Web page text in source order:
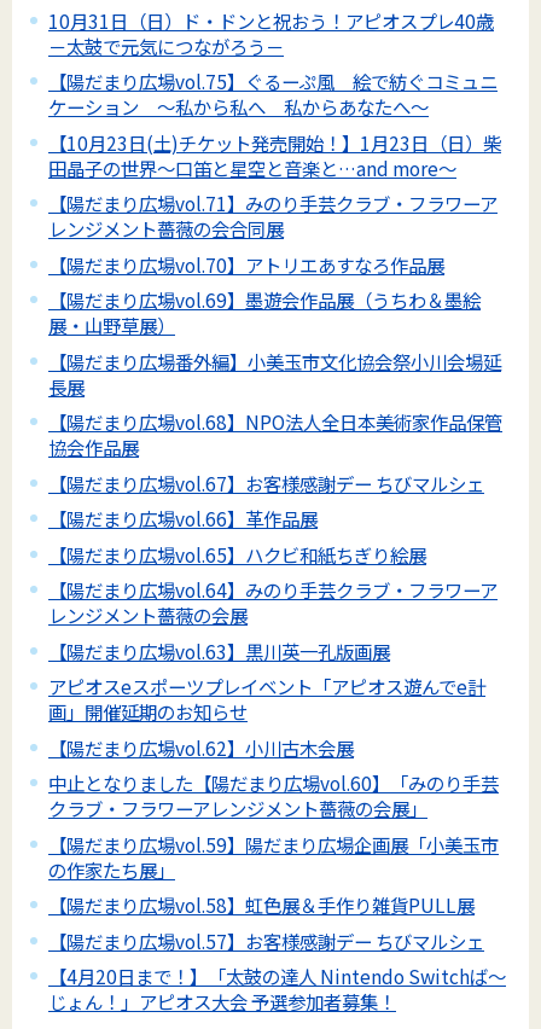
10月31日（日）ド・ドンと祝おう！アピオスプレ40歳
－太鼓で元気につながろう－
【陽だまり広場vol.75】ぐるーぷ風 絵で紡ぐコミュニ
ケーション ～私から私へ 私からあなたへ～
【10月23日(土)チケット発売開始！】1月23日（日）柴
田晶子の世界～口笛と星空と音楽と…and more～
【陽だまり広場vol.71】みのり手芸クラブ・フラワーア
レンジメント薔薇の会合同展
【陽だまり広場vol.70】アトリエあすなろ作品展
【陽だまり広場vol.69】墨遊会作品展（うちわ＆墨絵
展・山野草展）
【陽だまり広場番外編】小美玉市文化協会祭小川会場延
長展
【陽だまり広場vol.68】NPO法人全日本美術家作品保管
協会作品展
【陽だまり広場vol.67】お客様感謝デー ちびマルシェ
【陽だまり広場vol.66】革作品展
【陽だまり広場vol.65】ハクビ和紙ちぎり絵展
【陽だまり広場vol.64】みのり手芸クラブ・フラワーア
レンジメント薔薇の会展
【陽だまり広場vol.63】黒川英一孔版画展
アピオスeスポーツプレイベント「アピオス遊んでe計
画」開催延期のお知らせ
【陽だまり広場vol.62】小川古木会展
中止となりました【陽だまり広場vol.60】「みのり手芸
クラブ・フラワーアレンジメント薔薇の会展」
【陽だまり広場vol.59】陽だまり広場企画展「小美玉市
の作家たち展」
【陽だまり広場vol.58】虹色展＆手作り雑貨PULL展
【陽だまり広場vol.57】お客様感謝デー ちびマルシェ
【4月20日まで！】「太鼓の達人 Nintendo Switchば～
じょん！」アピオス大会 予選参加者募集！